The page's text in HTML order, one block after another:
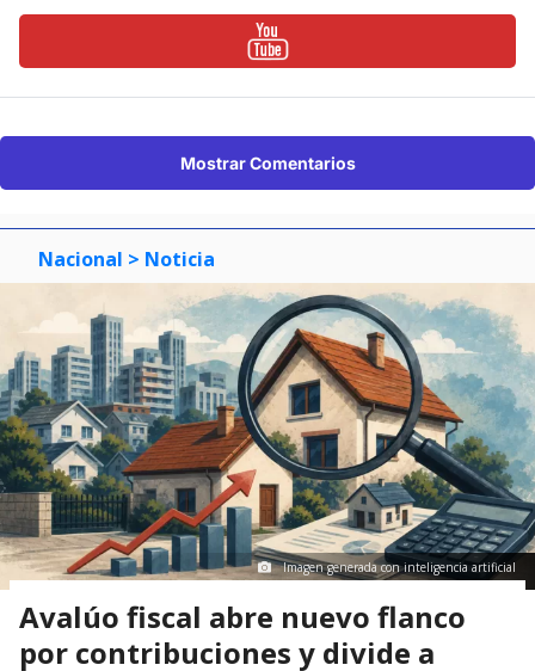
Mostrar Comentarios
Nacional > Noticia
Imagen generada con inteligencia artificial
Avalúo fiscal abre nuevo flanco
por contribuciones y divide a